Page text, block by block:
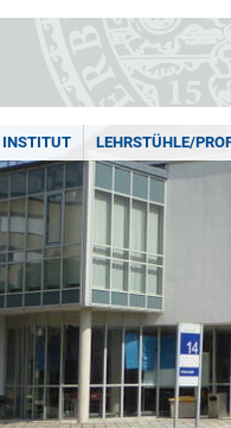
INSTITUT LEHRSTÜHLE/